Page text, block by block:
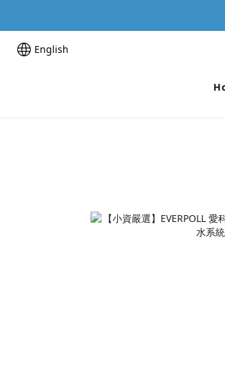
English